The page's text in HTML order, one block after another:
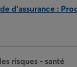
d’assurance :
risques - santé